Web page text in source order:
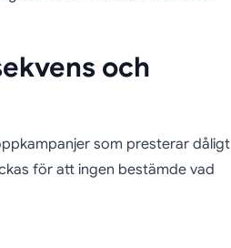
och
som presterar dåligt
för att ingen bestämde vad